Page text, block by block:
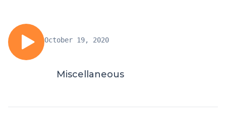
October 19, 2020
Miscellaneous